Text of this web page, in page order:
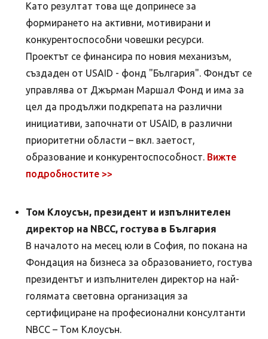
Като резултат това ще допринесе за
формирането на активни, мотивирани и
конкурентоспособни човешки ресурси.
Проектът се финансира по новия механизъм,
създаден от USAID - фонд "България". Фондът се
управлява от Джърман Маршал Фонд и има за
цел да продължи подкрепата на различни
инициативи, започнати от USAID, в различни
приоритетни области – вкл. заетост,
образование и конкурентоспособност. Вижте
подробностите >>
Том Клоусън, президент и изпълнителен
директор на NBCC, гостува в България
В началото на месец юли в София, по покана на
Фондация на бизнеса за образованието, гостува
президентът и изпълнителен директор на най-
голямата световна организация за
сертифициране на професионални консултанти
NBCC – Том Клоусън.